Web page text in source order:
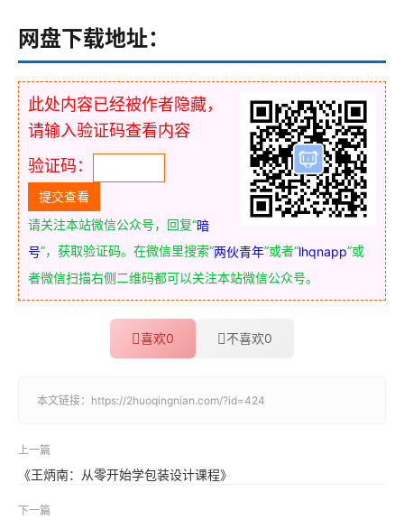
网盘下载地址：
此处内容已经被作者隐藏，
请输入验证码查看内容
验证码：
请关注本站微信公众号，回复“暗
号”，获取验证码。在微信里搜索“两伙青年”或者“lhqnapp”或
者微信扫描右侧二维码都可以关注本站微信公众号。
喜欢0 不喜欢0
本文链接： https://2huoqingnian.com/?id=424
上一篇
《王炳南：从零开始学包装设计课程》
下一篇